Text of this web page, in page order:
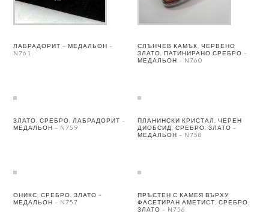
ЛАБРАДОРИТ – МЕДАЛЬОН –
N761
СЛЪНЧЕВ КАМЪК, ЧЕРВЕНО
ЗЛАТО, ПАТИНИРАНО СРЕБРО –
МЕДАЛЬОН – N760
ЗЛАТО, СРЕБРО, ЛАБРАДОРИТ –
МЕДАЛЬОН – N759
ПЛАНИНСКИ КРИСТАЛ, ЧЕРЕН
ДИОБСИД, СРЕБРО, ЗЛАТО –
МЕДАЛЬОН – N758
ОНИКС, СРЕБРО, ЗЛАТО –
МЕДАЛЬОН – N757
ПРЪСТЕН С КАМЕЯ ВЪРХУ
ФАСЕТИРАН АМЕТИСТ, СРЕБРО,
ЗЛАТО – N756